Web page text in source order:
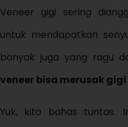
Veneer gigi sering
untuk mendapatkan
banyak juga yang ragu
veneer bisa merusak
Yuk, kita bahas tuntas.